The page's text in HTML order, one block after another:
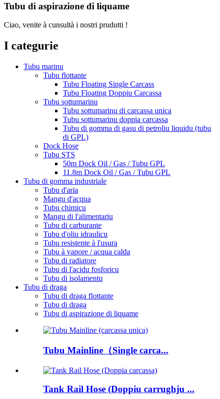
Tubu di aspirazione di liquame
Ciao, venite à cunsultà i nostri prudutti !
I categurie
Tubu marinu
Tubu flottante
Tubu Floating Single Carcass
Tubu Floating Doppiu Carcassa
Tubu sottumarinu
Tubu sottumarinu di carcassa unica
Tubu sottumarinu doppia carcassa
Tubu di gomma di gasu di petroliu liquidu (tubu
di GPL)
Dock Hose
Tubu STS
50m Dock Oil / Gas / Tubu GPL
11.8m Dock Oil / Gas / Tubu GPL
Tubu di gomma industriale
Tubu d'aria
Mangu d'acqua
Tubu chimicu
Mangu di l'alimentariu
Tubu di carburante
Tubu d'oliu idraulicu
Tubu resistente à l'usura
Tubu à vapore / acqua calda
Tubu di radiatore
Tubu di l'acidu fosforicu
Tubu di isolamentu
Tubu di draga
Tubu di draga flottante
Tubu di draga
Tubu di aspirazione di liquame
Tubu Mainline（Single carca...
Tank Rail Hose (Doppiu carrughju ...